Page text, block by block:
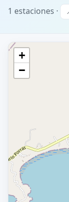
1 estaciones ·
+
−